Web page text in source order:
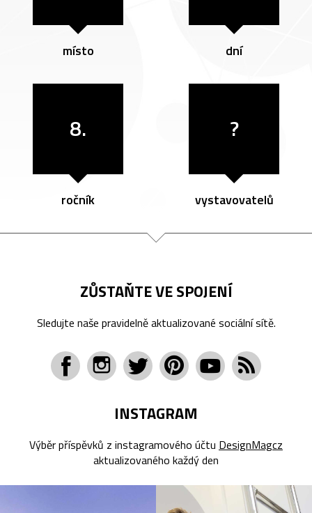
místo dní
8.
ročník
?
vystavovatelů
ZŮSTAŇTE VE SPOJENÍ
Sledujte naše pravidelně aktualizované sociální sítě.
INSTAGRAM
Výběr příspěvků z instagramového účtu DesignMagcz
aktualizovaného každý den